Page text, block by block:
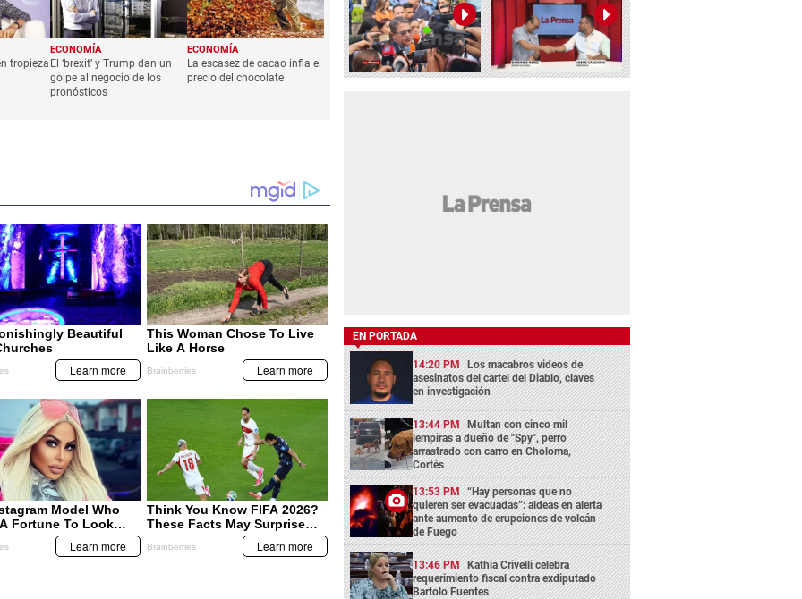
tropieza
ECONOMÍA
El ‘brexit’ y Trump dan un
golpe al negocio de los
pronósticos
ECONOMÍA
La escasez de cacao infla el
precio del chocolate
EN PORTADA
14:20 PM Los macabros videos de
asesinatos del cartel del Diablo, claves
en investigación
13:44 PM Multan con cinco mil
lempiras a dueño de "Spy", perro
arrastrado con carro en Choloma,
Cortés
13:53 PM “Hay personas que no
quieren ser evacuadas”: aldeas en alerta
ante aumento de erupciones de volcán
de Fuego
13:46 PM Kathia Crivelli celebra
requerimiento fiscal contra exdiputado
Bartolo Fuentes